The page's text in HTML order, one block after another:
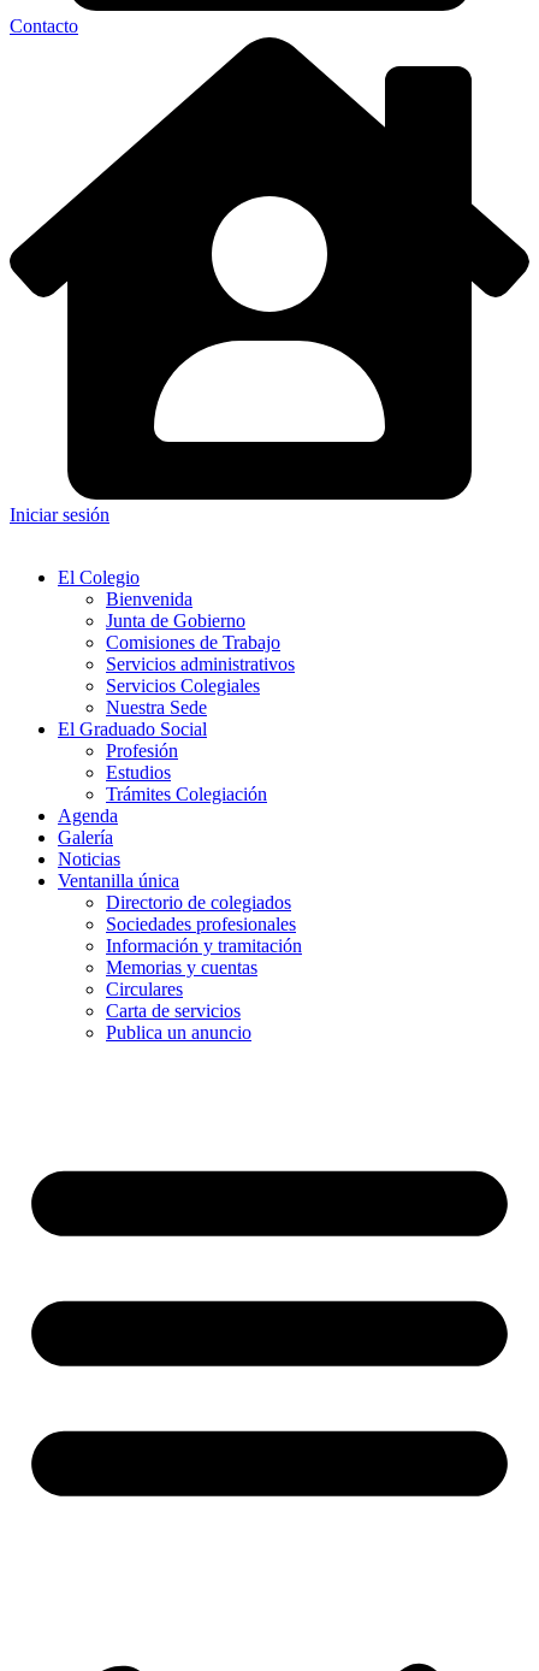
Contacto
Iniciar sesión
El Colegio
Bienvenida
Junta de Gobierno
Comisiones de Trabajo
Servicios administrativos
Servicios Colegiales
Nuestra Sede
El Graduado Social
Profesión
Estudios
Trámites Colegiación
Agenda
Galería
Noticias
Ventanilla única
Directorio de colegiados
Sociedades profesionales
Información y tramitación
Memorias y cuentas
Circulares
Carta de servicios
Publica un anuncio